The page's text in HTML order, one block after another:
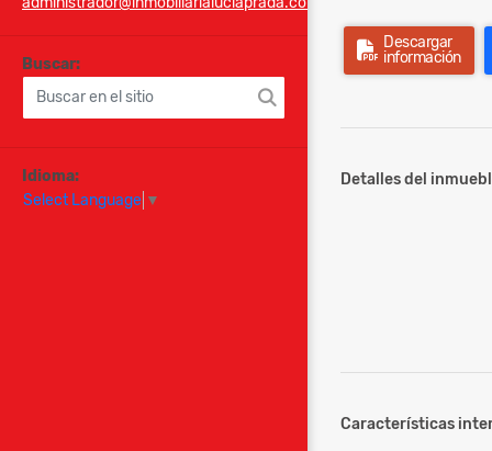
Buscar:
Idioma:
Select Language ▼
Descargar
información
Detalles del
Características